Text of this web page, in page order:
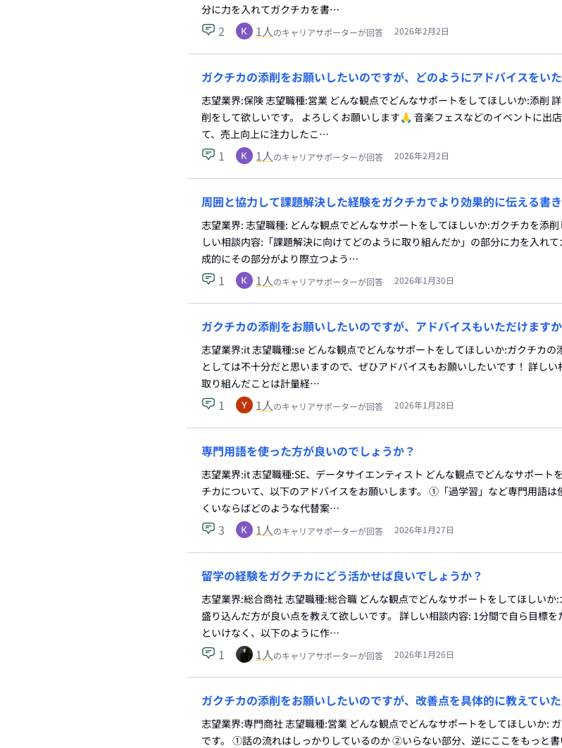
分に力を入れてガクチカを書…
2 1人のキャリアサポーターが回答 2026年2月2日
ガクチカの添削をお願いしたいのですが、どのようにアドバイスをい
志望業界:保険 志望職種:営業 どんな観点でどんなサポートをしてほしいか:添削
削をして欲しいです。 よろしくお願いします🙏 音楽フェスなどのイベントに出
て、売上向上に注力したこ…
1 1人のキャリアサポーターが回答 2026年2月2日
周囲と協力して課題解決した経験をガクチカでより効果的に伝える書
志望業界: 志望職種: どんな観点でどんなサポートをしてほしいか:ガクチカを添
しい相談内容:「課題解決に向けてどのように取り組んだか」の部分に力を入れ
成的にその部分がより際立つよう…
1 1人のキャリアサポーターが回答 2026年1月30日
ガクチカの添削をお願いしたいのですが、アドバイスもいただけます
志望業界:it 志望職種:se どんな観点でどんなサポートをしてほしいか:ガクチカの
としては不十分だと思いますので、ぜひアドバイスもお願いしたいです！ 詳し
取り組んだことは計量経…
1 1人のキャリアサポーターが回答 2026年1月28日
専門用語を使った方が良いのでしょうか？
志望業界:it 志望職種:SE、データサイエンティスト どんな観点でどんなサポート
チカについて、以下のアドバイスをお願いします。 ①「過学習」など専門用語は
くいならばどのような代替案…
3 1人のキャリアサポーターが回答 2026年1月27日
留学の経験をガクチカにどう活かせば良いでしょうか？
志望業界:総合商社 志望職種:総合職 どんな観点でどんなサポートをしてほしいか
盛り込んだ方が良い点を教えて欲しいです。 詳しい相談内容: 1分間で自ら目標
といけなく、以下のように作…
1 1人のキャリアサポーターが回答 2026年1月26日
ガクチカの添削をお願いしたいのですが、改善点を具体的に教えてい
志望業界:専門商社 志望職種:営業 どんな観点でどんなサポートをしてほしいか:
です。 ①話の流れはしっかりしているのか ②いらない部分、逆にここをもっと